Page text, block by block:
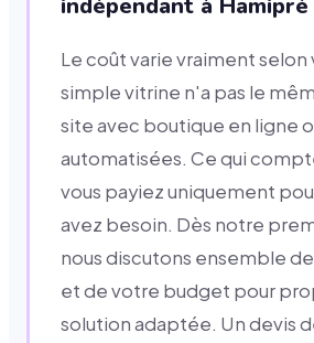
Le coût varie vraiment selon
simple vitrine n'a pas le
site avec boutique en ligne
automatisées. Ce qui
vous payiez uniquement
avez besoin. Dès notre
nous discutons ensemble
et de votre budget pour
solution adaptée. Un devis